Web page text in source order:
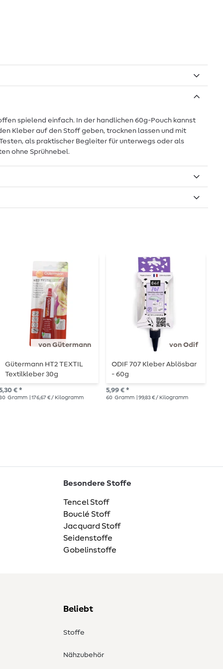
spielend einfach. In der handlichen 60g-Pouch kannst
Kleber auf den Stoff geben, trocknen lassen und mit
als praktischer Begleiter für unterwegs oder als
ohne Sprühnebel.
von Gütermann
Gütermann HT2 TEXTIL
Textilkleber 30g
€ *
Gramm | 176,67 € / Kilogramm
von Odif
ODIF 707 Kleber Ablösbar
- 60g
5,99 € *
60 Gramm | 99,83 € / Kilogramm
Besondere Stoffe
Tencel Stoff
Bouclé Stoff
Jacquard Stoff
Seidenstoffe
Gobelinstoffe
Beliebt
Stoffe
Nähzubehör